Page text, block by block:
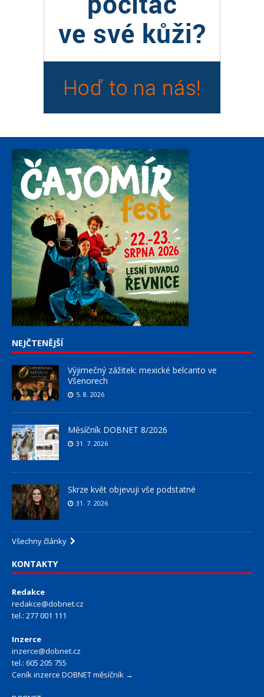
NEJČTENĚJŠÍ
Výjimečný zážitek: mexické belcanto ve
Všenorech
5. 8. 2026
Měsíčník DOBNET 8/2026
31. 7. 2026
Skrze květ objevuji vše podstatné
31. 7. 2026
Všechny články
KONTAKTY
Redakce
redakce@dobnet.cz
tel.: 277 001 111
Inzerce
inzerce@dobnet.cz
tel.: 605 205 755
Ceník inzerce DOBNET měsíčník →